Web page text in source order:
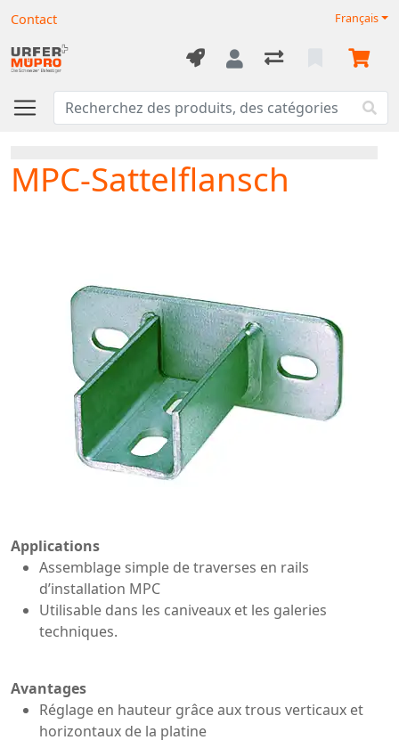
Contact Français
MPC-Sattelflansch
Applications
Assemblage simple de traverses en rails
d’installation MPC
Utilisable dans les caniveaux et les galeries
techniques.
Avantages
Réglage en hauteur grâce aux trous verticaux et
horizontaux de la platine